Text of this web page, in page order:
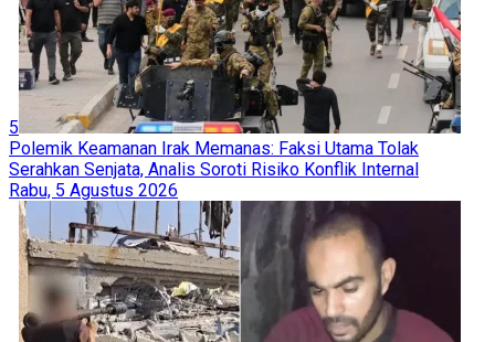
5
Polemik Keamanan Irak Memanas: Faksi Utama Tolak
Serahkan Senjata, Analis Soroti Risiko Konflik Internal
Rabu, 5 Agustus 2026